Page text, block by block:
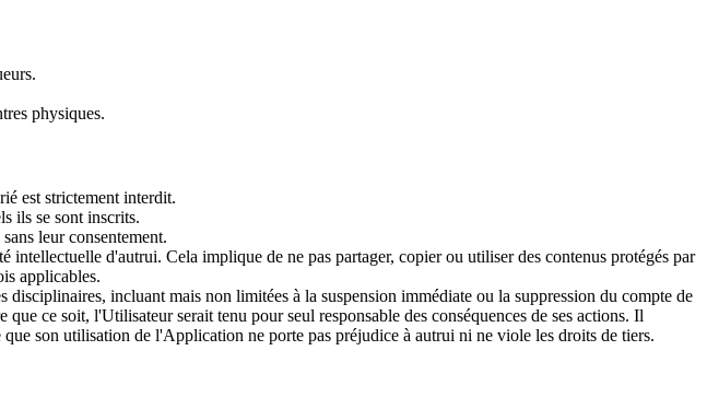
physiques.
est strictement interdit.
ils se sont inscrits.
leur consentement.
intellectuelle d'autrui. Cela implique de ne pas partager, copier ou utiliser des contenus protégés par
applicables.
disciplinaires, incluant mais non limitées à la suspension immédiate ou la suppression du compte de
ce soit, l'Utilisateur serait tenu pour seul responsable des conséquences de ses actions. Il
son utilisation de l'Application ne porte pas préjudice à autrui ni ne viole les droits de tiers.